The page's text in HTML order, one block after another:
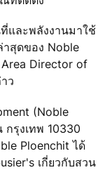
และพลังงานมาใช้
าสุดของ Noble
Area Director of
ว
(Noble
รุงเทพ 10330
Ploenchit ได้
เกี่ยวกับสวน